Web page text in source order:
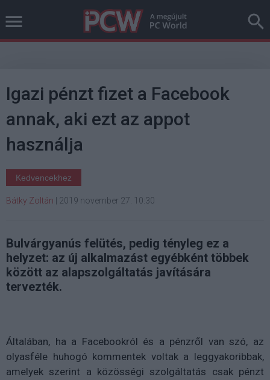
Igazi pénzt fizet a Facebook
annak, aki ezt az appot
használja
Kedvencekhez
Bátky Zoltán 2019 november 27. 10:30
Bulvárgyanús felütés, pedig tényleg ez a
helyzet: az új alkalmazást egyébként többek
között az alapszolgáltatás javítására
tervezték.
Általában, ha a Facebookról és a pénzről van szó, az
olyasféle huhogó kommentek voltak a leggyakoribbak,
amelyek szerint a közösségi szolgáltatás csak pénzt